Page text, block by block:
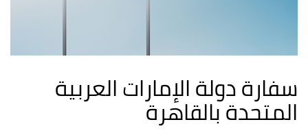
سفارة دولة الإمارات العربية
المتحدة بالقاهرة